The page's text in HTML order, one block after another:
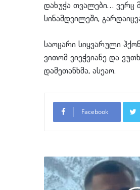
დახუჭა თვალები… ვერც
სინამდვილეში,
საოცარი სიყვარული
ვითომ ვიეჭვიანე და
დამეთანხმა, ასეაო.
Facebook